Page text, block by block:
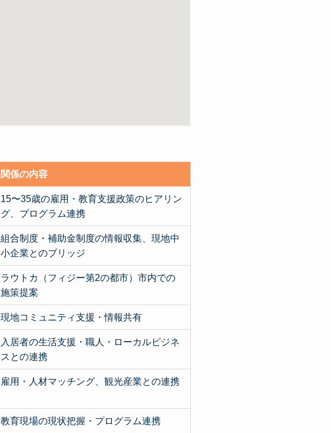
関係の内容
15〜35歳の雇用・教育支援政策のヒアリン
グ、プログラム連携
組合制度・補助金制度の情報収集、現地中
小企業とのブリッジ
ラウトカ（フィジー第2の都市）市内での
施策提案
現地コミュニティ支援・情報共有
入居者の生活支援・職人・ローカルビジネ
スとの連携
雇用・人材マッチング、観光産業との連携
教育現場の現状把握・プログラム連携